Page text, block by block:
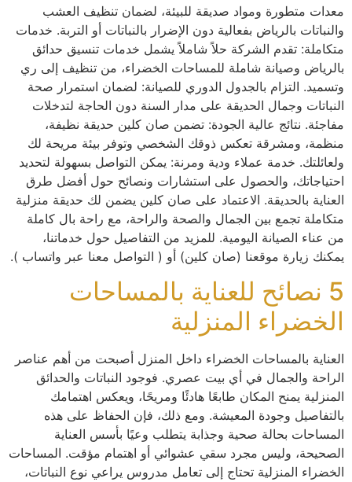
معدات متطورة ومواد صديقة للبيئة، لضمان تنظيف العشب
والنباتات بالرياض بفعالية دون الإضرار بالنباتات أو التربة. خدمات
متكاملة: تقدم الشركة حلاً شاملاً يشمل خدمات تنسيق حدائق
بالرياض وصيانة شاملة للمساحات الخضراء، من تنظيف إلى ري
وتسميد. التزام بالجدول الدوري للصيانة: لضمان استمرار صحة
النباتات وجمال الحديقة على مدار السنة دون الحاجة لتدخلات
مفاجئة. نتائج عالية الجودة: تضمن صان كلين حديقة نظيفة،
منظمة، ومشرقة تعكس ذوقك الشخصي وتوفر بيئة مريحة لك
ولعائلتك. خدمة عملاء ودية ومرنة: يمكن التواصل بسهولة لتحديد
احتياجاتك، والحصول على استشارات ونصائح حول أفضل طرق
العناية بالحديقة. الاعتماد على صان كلين يضمن لك حديقة منزلية
متكاملة تجمع بين الجمال والصحة والراحة، مع راحة بال كاملة
من عناء الصيانة اليومية. للمزيد من التفاصيل حول خدماتنا،
يمكنك زيارة موقعنا (صان كلين) أو ( التواصل معنا عبر واتساب ).
5 نصائح للعناية بالمساحات
الخضراء المنزلية
العناية بالمساحات الخضراء داخل المنزل أصبحت من أهم عناصر
الراحة والجمال في أي بيت عصري. فوجود النباتات والحدائق
المنزلية يمنح المكان طابعًا هادئًا ومريحًا، ويعكس اهتمامك
بالتفاصيل وجودة المعيشة. ومع ذلك، فإن الحفاظ على هذه
المساحات بحالة صحية وجذابة يتطلب وعيًا بأسس العناية
الصحيحة، وليس مجرد سقي عشوائي أو اهتمام مؤقت. المساحات
الخضراء المنزلية تحتاج إلى تعامل مدروس يراعي نوع النباتات،